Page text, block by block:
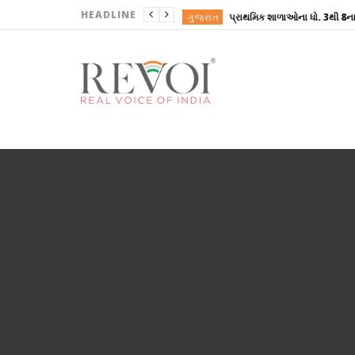
HEADLINE ગુજરાત
ગુજરાત
ગુજરાત